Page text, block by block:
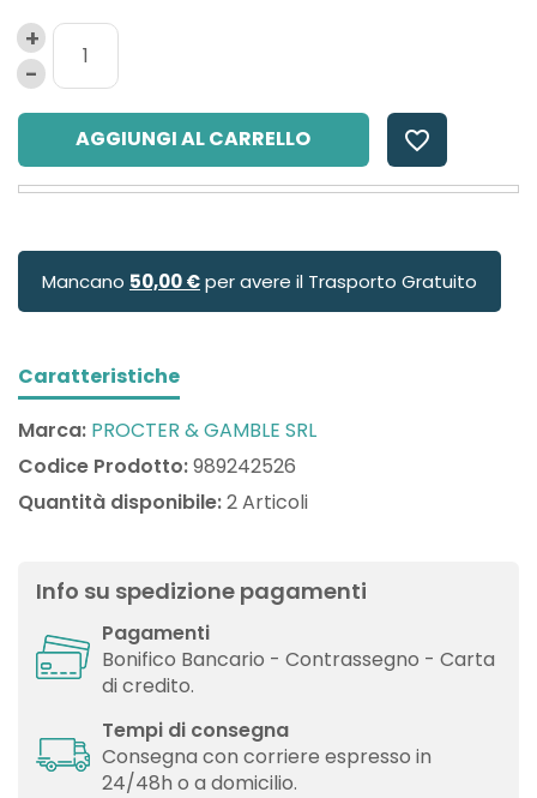
AGGIUNGI AL CARRELLO favorite_border
Mancano 50,00 €per avere il Trasporto Gratuito
Caratteristiche
Marca: PROCTER & GAMBLE SRL
Codice Prodotto:989242526
Quantità disponibile:2 Articoli
Info su spedizione pagamenti
Pagamenti
Bonifico Bancario - Contrassegno - Carta
di credito.
Tempi di consegna
Consegna con corriere espresso in
24/48h o a domicilio.